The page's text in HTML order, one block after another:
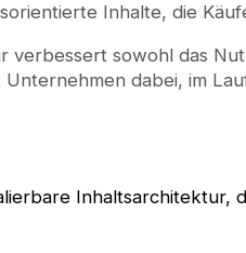
Inhalte, die
verbessert sowohl das
dabei, im
Inhaltsarchitektur,